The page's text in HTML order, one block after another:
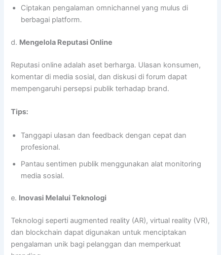
Ciptakan pengalaman omnichannel yang mulus di
berbagai platform.
d. Mengelola Reputasi Online
Reputasi online adalah aset berharga. Ulasan konsumen,
komentar di media sosial, dan diskusi di forum dapat
mempengaruhi persepsi publik terhadap brand.
Tips:
Tanggapi ulasan dan feedback dengan cepat dan
profesional.
Pantau sentimen publik menggunakan alat monitoring
media sosial.
e. Inovasi Melalui Teknologi
Teknologi seperti augmented reality (AR), virtual reality (VR),
dan blockchain dapat digunakan untuk menciptakan
pengalaman unik bagi pelanggan dan memperkuat